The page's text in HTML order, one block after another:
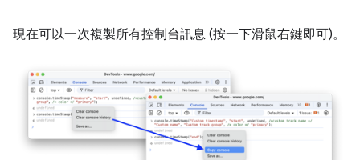
現在可以一次複製所有控制台訊息 (按一下滑鼠右鍵即可)。